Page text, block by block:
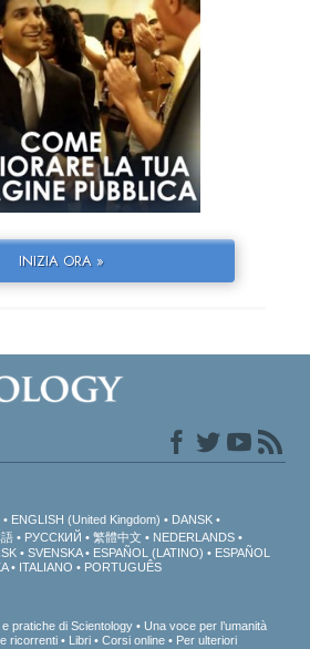
INIZIA ORA »
ENGLISH (United Kingdom)
DANSK
РУССКИЙ 繁體中文
NEDERLANDS
SVENSKA ESPAÑOL (LATINO)
ESPAÑOL
ITALIANO PORTUGUÊS
pratiche di Scientology
Una voce per l’umanità
ricorrenti Libri Corsi online
Per ulteriori